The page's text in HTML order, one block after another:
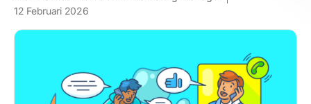
12 Februari 2026